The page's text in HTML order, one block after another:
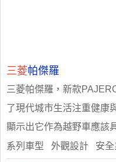
三菱帕傑羅
三菱帕傑羅，新款
了現代城市生活注重健康
顯示出它作為越野車應該
系列車型 外觀設計 安